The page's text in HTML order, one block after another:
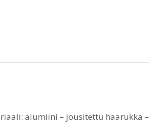
alumiini – jousitettu haarukka –